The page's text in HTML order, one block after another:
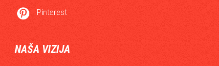
 Pinterest
NAŠA VIZIJA